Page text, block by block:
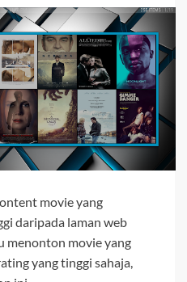
movie yang
daripada laman web
menonton movie yang
yang tinggi sahaja,